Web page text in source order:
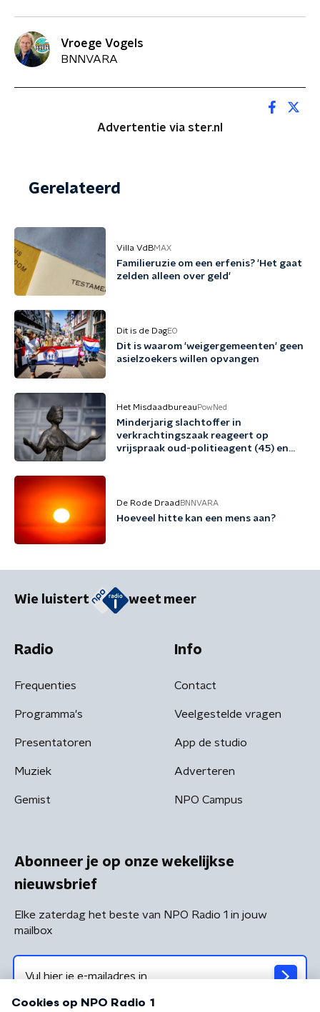
Vroege Vogels
BNNVARA
Advertentie via ster.nl
Gerelateerd
Villa VdBMAX
Familieruzie om een erfenis? 'Het gaat
zelden alleen over geld'
Dit is de DagEO
Dit is waarom 'weigergemeenten' geen
asielzoekers willen opvangen
Het Misdaadbureau PowNed
Minderjarig slachtoffer in
verkrachtingszaak reageert op
vrijspraak oud-politieagent (45) en
De Rode Draad BNNVARA
Hoeveel hitte kan een mens aan?
Wie luistert weet meer
Radio
Frequenties
Programma's
Presentatoren
Muziek
Gemist
Info
Contact
Veelgestelde vragen
App de studio
Adverteren
NPO Campus
Abonneer je op onze wekelijkse
nieuwsbrief
Elke zaterdag het beste van NPO Radio 1 in jouw
mailbox